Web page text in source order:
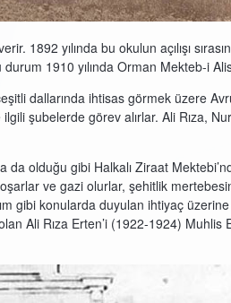
1892 yılında bu okulun açılışı
1910 yılında Orman Mekteb-i
dallarında ihtisas görmek üzere
şubelerde görev alırlar. Ali Rıza,
da olduğu gibi Halkalı Ziraat
ve gazi olurlar, şehitlik
gibi konularda duyulan ihtiyaç üzerine
Ali Rıza Erten’i (1922-1924)